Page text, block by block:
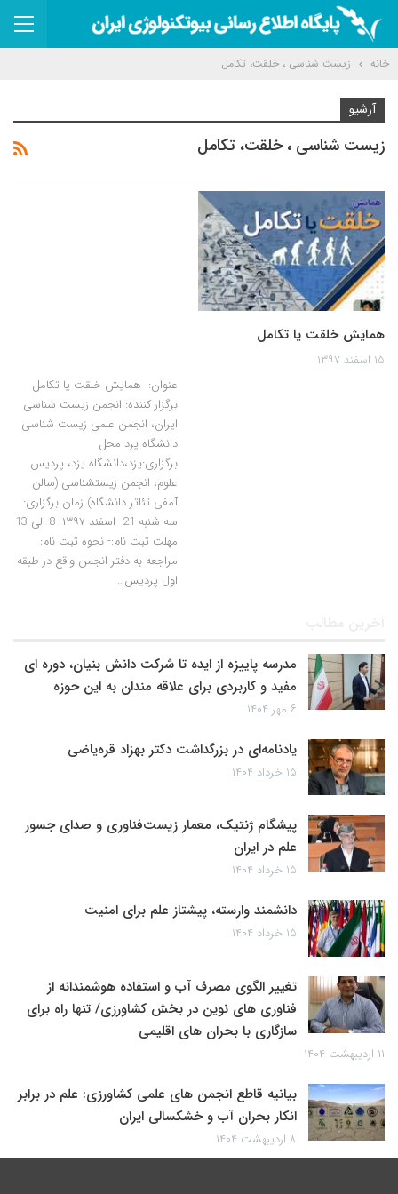
خانه زیست شناسی ، خلقت، تکامل
آرشیو
زیست شناسی ، خلقت، تکامل
همایش خلقت یا تکامل
۱۵ اسفند ۱۳۹۷
عنوان: همایش خلقت یا تکامل
برگزار کننده: انجمن زیست شناسی
ایران، انجمن علمی زیست شناسی
دانشگاه یزد محل
برگزاری:یزد،دانشگاه یزد، پردیس
علوم، انجمن زیست­شناسی (سالن
آمفی تئاتر دانشگاه) زمان برگزاری:
سه شنبه 21 اسفند ۱۳۹۷- 8 الی 13
مهلت ثبت نام:- نحوه ثبت نام:
مراجعه به دفتر انجمن واقع در طبقه
اول پردیس…
آخرین مطالب
مدرسه پاییزه از ایده تا شرکت دانش بنیان، دوره ای
مفید و کاربردی برای علاقه مندان به این حوزه
۶ مهر ۱۴۰۴
یادنامه‌ای در بزرگداشت دکتر بهزاد قره‌یاضی
۱۵ خرداد ۱۴۰۴
پیشگام ژنتیک، معمار زیست‌فناوری و صدای جسور
علم در ایران
۱۵ خرداد ۱۴۰۴
دانشمند وارسته، پیشتاز علم برای امنیت
۱۵ خرداد ۱۴۰۴
تغییر الگوی مصرف آب و استفاده هوشمندانه از
فناوری های نوین در بخش کشاورزی/ تنها راه برای
سازگاری با بحران های اقلیمی
۱۱ اردیبهشت ۱۴۰۴
بیانیه قاطع انجمن های علمی کشاورزی: علم در برابر
انکار بحران آب و خشکسالی ایران
۸ اردیبهشت ۱۴۰۴